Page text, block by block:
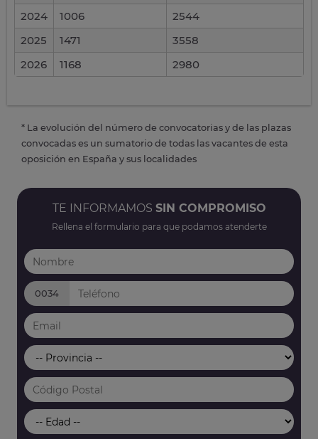
2024
1006
2544
2025
1471
3558
2026
1168 2980
* La evolución del número de convocatorias y de las plazas
convocadas es un sumatorio de todas las vacantes de esta
oposición en España y sus localidades
TE INFORMAMOS SIN COMPROMISO
Rellena el formulario para que podamos atenderte
0034